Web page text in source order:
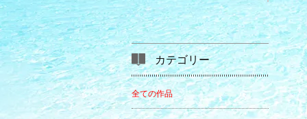
カテゴリー
全ての作品